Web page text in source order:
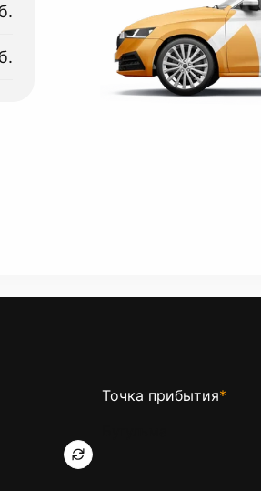
Точка прибытия*